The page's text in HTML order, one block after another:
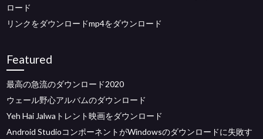
ロード
リンクをダウンロードmp4をダウンロード
Featured
最高の急流のダウンロード2020
ウェール野心アルバムのダウンロード
Yeh Hai Jalwaトレント映画をダウンロード
Android StudioコンポーネントがWindowsのダウンロードに失敗す